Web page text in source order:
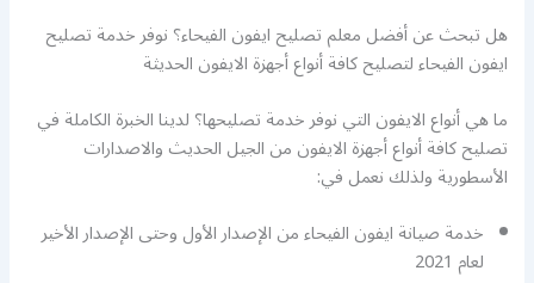
هل تبحث عن أفضل معلم تصليح ايفون الفيحاء؟ نوفر خدمة تصليح
ايفون الفيحاء لتصليح كافة أنواع أجهزة الايفون الحديثة
ما هي أنواع الايفون التي نوفر خدمة تصليحها؟ لدينا الخبرة الكاملة في
تصليح كافة أنواع أجهزة الايفون من الجيل الحديث والاصدارات
الأسطورية ولذلك نعمل في:
خدمة صيانة ايفون الفيحاء من الإصدار الأول وحتى الإصدار الأخير
لعام 2021